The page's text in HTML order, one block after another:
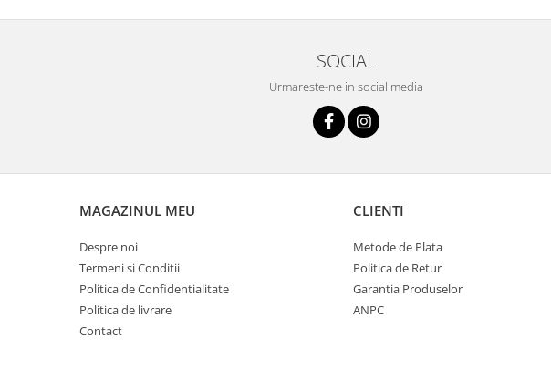
SOCIAL
Urmareste-ne in social media
MAGAZINUL MEU
Despre noi
Termeni si Conditii
Politica de Confidentialitate
Politica de livrare
Contact
CLIENTI
Metode de Plata
Politica de Retur
Garantia Produselor
ANPC